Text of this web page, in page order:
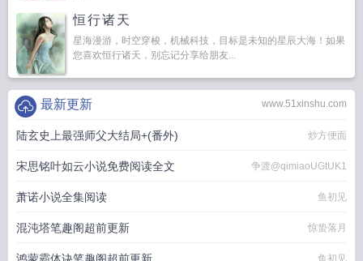
恒行诸天
星海漫游，时空穿梭，机械科技，目标是未知的星辰大海！如果
您喜欢恒行诸天，别忘记分享给朋友...
www.51xinshu.com
最新更新
陆玄史上最强师父大结局+(番外) 炒方便面
宋思铭叶如云小说免费阅读全文 争渡@qimiaoUGtUK1
萧诺小说全集阅读 鱼初见
混沌塔笔趣阁超前更新 惊蛰落月
鱼初见